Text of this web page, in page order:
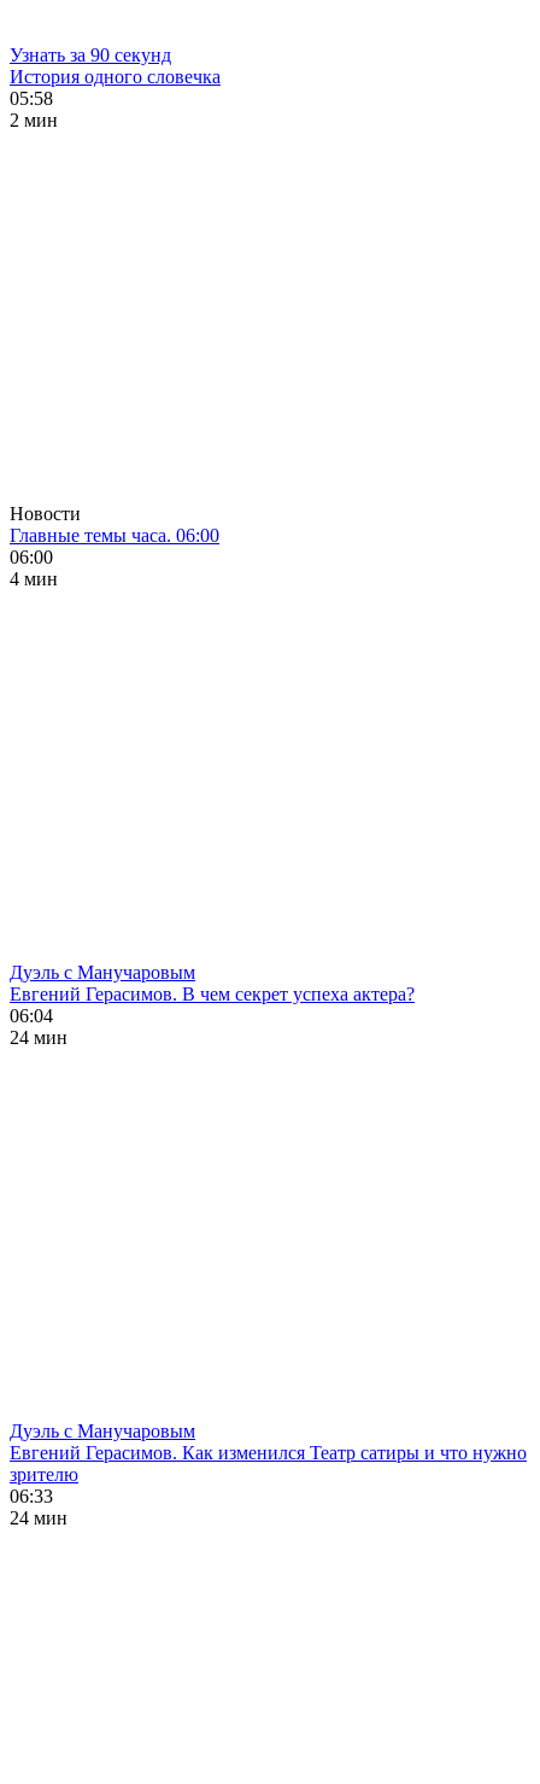
Узнать за 90 секунд
История одного словечка
05:58
2 мин
Новости
Главные темы часа. 06:00
06:00
4 мин
Дуэль с Манучаровым
Евгений Герасимов. В чем секрет успеха актера?
06:04
24 мин
Дуэль с Манучаровым
Евгений Герасимов. Как изменился Театр сатиры и что нужно
зрителю
06:33
24 мин